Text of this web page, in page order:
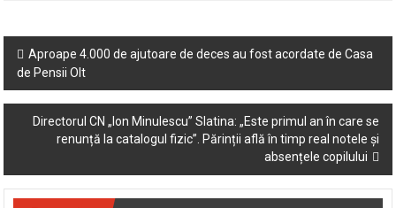
Post
navigation
Aproape 4.000 de ajutoare de deces au fost acordate de Casa
de Pensii Olt
Directorul CN „Ion Minulescu” Slatina: „Este primul an în care se
renunță la catalogul fizic”. Părinții află în timp real notele și
absențele copilului